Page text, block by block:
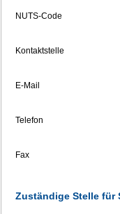
NUTS-Code
Kontaktstelle
E-Mail
Telefon
Fax
Zuständige Stelle für